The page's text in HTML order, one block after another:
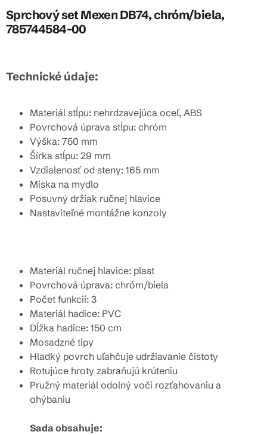
Sprchový set Mexen DB74, chróm/biela,
785744584-00
Technické údaje:
Materiál stĺpu: nehrdzavejúca oceľ, ABS
Povrchová úprava stĺpu: chróm
Výška: 750 mm
Šírka stĺpu: 29 mm
Vzdialenosť od steny: 165 mm
Miska na mydlo
Posuvný držiak ručnej hlavice
Nastaviteľné montážne konzoly
Materiál ručnej hlavice: plast
Povrchová úprava: chróm/biela
Počet funkcií: 3
Materiál hadice: PVC
Dĺžka hadice: 150 cm
Mosadzné tipy
Hladký povrch uľahčuje udržiavanie čistoty
Rotujúce hroty zabraňujú krúteniu
Pružný materiál odolný voči rozťahovaniu a
ohýbaniu
Sada obsahuje: